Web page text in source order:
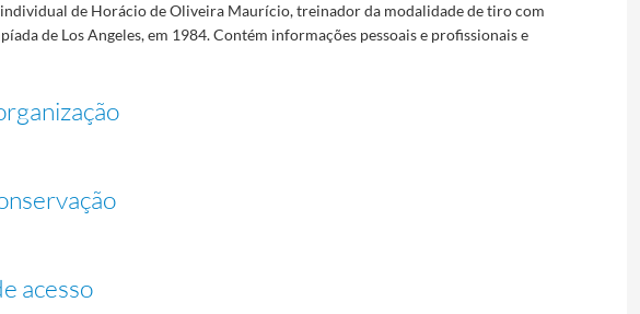
de Horácio de Oliveira Maurício, treinador da modalidade de tiro com
de Los Angeles, em 1984. Contém informações pessoais e profissionais e
acesso